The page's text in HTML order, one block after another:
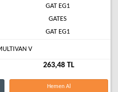
GAT EG1
GATES
GAT EG1
V
263,48 TL
Hemen Al